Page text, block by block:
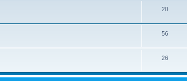
20
56
26